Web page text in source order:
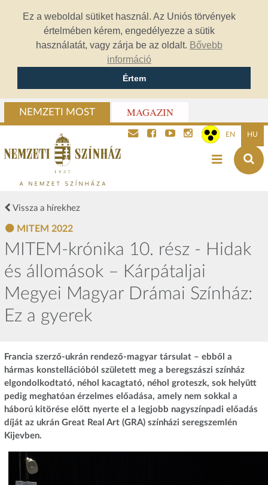
Ez a weboldal sütiket használ. Az Uniós törvények
értelmében kérem, engedélyezze a sütik
használatát, vagy zárja be az oldalt. Bővebb
információ
Értem
NEMZETI MOST MAGAZIN
EN HU
Vissza a hírekhez
MITEM 2022
MITEM-krónika 10. rész - Hidak
és állomások – Kárpátaljai
Megyei Magyar Drámai Színház:
Ez a gyerek
Francia szerző-ukrán rendező-magyar társulat – ebből a
hármas konstellációból született meg a beregszászi színház
elgondolkodtató, néhol kacagtató, néhol groteszk, sok helyütt
pedig meghatóan érzelmes előadása, amely nem sokkal a
háború kitörése előtt nyerte el a legjobb nagyszínpadi előadás
díját az ukrán Great Real Art (GRA) színházi seregszemlén
Kijevben.